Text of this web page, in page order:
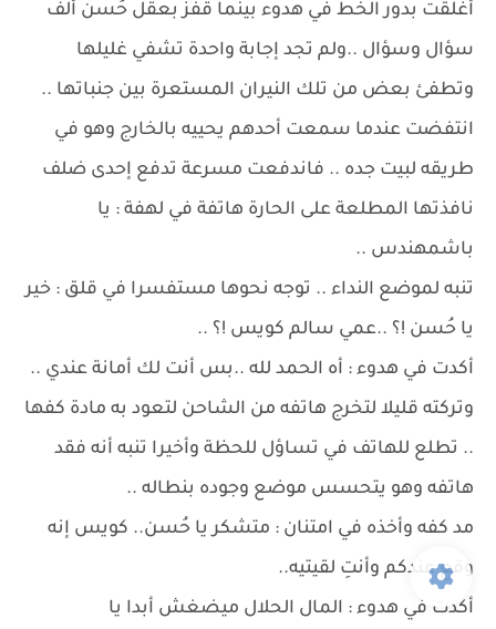
أغلقت بدور الخط في هدوء بينما قفز بعقل حُسن ألف
سؤال وسؤال ..ولم تجد إجابة واحدة تشفي غليلها
وتطفئ بعض من تلك النيران المستعرة بين جنباتها ..
انتفضت عندما سمعت أحدهم يحييه بالخارج وهو في
طريقه لبيت جده .. فاندفعت مسرعة تدفع إحدى ضلف
نافذتها المطلعة على الحارة هاتفة في لهفة : يا
باشمهندس ..
تنبه لموضع النداء .. توجه نحوها مستفسرا في قلق : خير
يا حُسن !؟ ..عمي سالم كويس !؟ ..
أكدت في هدوء : أه الحمد لله ..بس أنت لك أمانة عندي ..
وتركته قليلا لتخرج هاتفه من الشاحن لتعود به مادة كفها
.. تطلع للهاتف في تساؤل للحظة وأخيرا تنبه أنه فقد
هاتفه وهو يتحسس موضع وجوده بنطاله ..
مد كفه وأخذه في امتنان : متشكر يا حُسن.. كويس إنه
وقع عندكم وأنتِ لقيتيه..
أكدت في هدوء : المال الحلال ميضغش أبدا يا